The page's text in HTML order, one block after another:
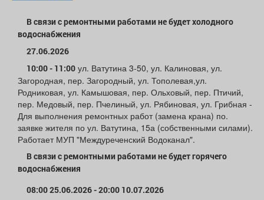
Товары Поздравления
ТВ программа Я - пенсионер
В связи с ремонтными работами не будет холодного
водоснабжения
27.06.2026
10:00 - 11:00 ул. Ватутина 3-50, ул. Калиновая, ул.
Загородная, пер. Загородный, ул. Тополевая,ул.
Родниковая, ул. Камышовая, пер. Ольховый, пер. Птичий,
пер. Медовый, пер. Пчелиный, ул. Рябиновая, ул. Грибная -
Для выполнения ремонтных работ (замена крана) по.
заявке жителя по ул. Ватутина, 15а (собственными силами).
Работает МУП "Междуреченский Водоканал".
В связи с ремонтными работами не будет горячего
водоснабжения
08:00 25.06.2026 - 20:00 10.07.2026